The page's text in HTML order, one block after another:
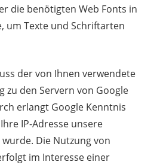
die benötigten Web Fonts in
um Texte und Schriftarten
der von Ihnen verwendete
zu den Servern von Google
erlangt Google Kenntnis
IP-Adresse unsere
Die Nutzung von
im Interesse einer